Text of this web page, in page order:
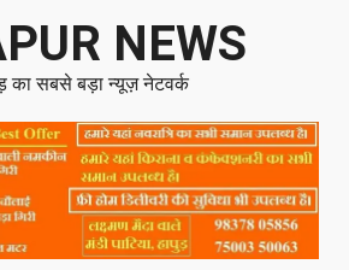
NEWS
का सबसे बड़ा न्यूज़ नेटवर्क